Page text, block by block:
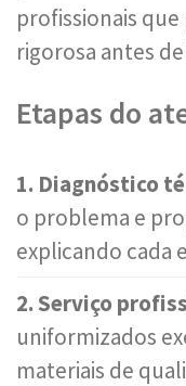
profissionais
rigorosa antes
Etapas do
1. Diagnóstico
o problema e
explicando cada
2. Serviço
uniformizados
materiais de